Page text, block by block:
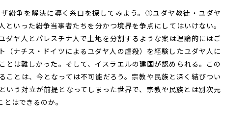
紛争を解決に導く糸口を探してみよう。①ユダヤ教徒・ユダヤ
といった紛争当事者たちを分かつ境界を争点にしてはいけない。
ダヤ人とパレスチナ人で土地を分割するような案は理論的にはご
（ナチス・ドイツによるユダヤ人の虐殺）を経験したユダヤ人に
とは難しかった。そして、イスラエルの建国が認められる。この
ことは、今となっては不可能だろう。宗教や民族と深く結びつい
いう対立が前提となってしまった世界で、宗教や民族とは別次元
はできるのか。